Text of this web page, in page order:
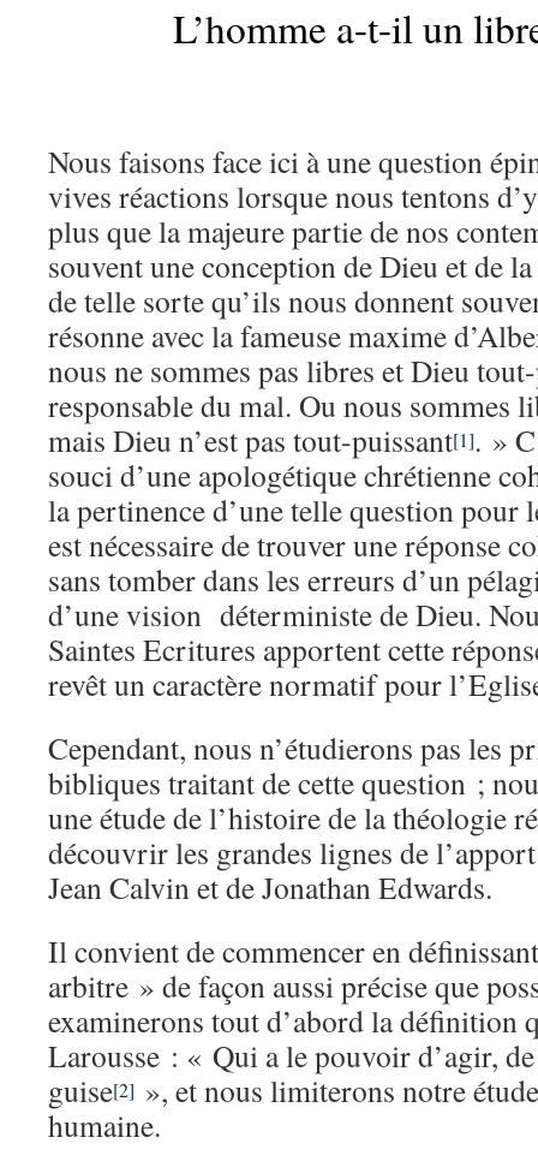
L’homme a-t-il un
Nous faisons face ici à une question
vives réactions lorsque nous tentons
plus que la majeure partie de nos
souvent une conception de Dieu et de
de telle sorte qu’ils nous donnent
résonne avec la fameuse maxime
nous ne sommes pas libres et Dieu
responsable du mal. Ou nous sommes
mais Dieu n’est pas tout-puissant[1]. »
souci d’une apologétique chrétienne
la pertinence d’une telle question pour
est nécessaire de trouver une réponse
sans tomber dans les erreurs d’un
d’une vision déterministe de Dieu.
Saintes Ecritures apportent cette
revêt un caractère normatif pour
Cependant, nous n’étudierons pas les
bibliques traitant de cette question ;
une étude de l’histoire de la théologie
découvrir les grandes lignes de
Jean Calvin et de Jonathan Edwards.
Il convient de commencer en
arbitre » de façon aussi précise que
examinerons tout d’abord la définition
Larousse : « Qui a le pouvoir d’agir,
guise[2] », et nous limiterons notre
humaine.